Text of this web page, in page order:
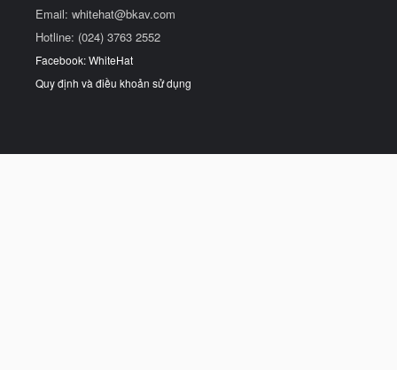
Email: whitehat@bkav.com
Hotline: (024) 3763 2552
Facebook: WhiteHat
Quy định và điều khoản sử dụng